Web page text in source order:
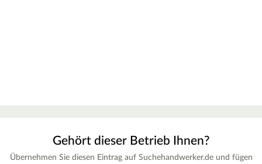
Gehört dieser Betrieb Ihnen?
Übernehmen Sie diesen Eintrag auf Suchehandwerker.de und fügen